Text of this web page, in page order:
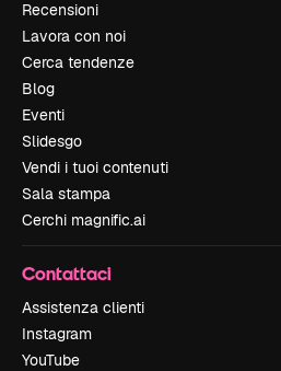
Recensioni
Lavora con noi
Cerca tendenze
Blog
Eventi
Slidesgo
Vendi i tuoi contenuti
Sala stampa
Cerchi magnific.ai
Contattaci
Assistenza clienti
Instagram
YouTube